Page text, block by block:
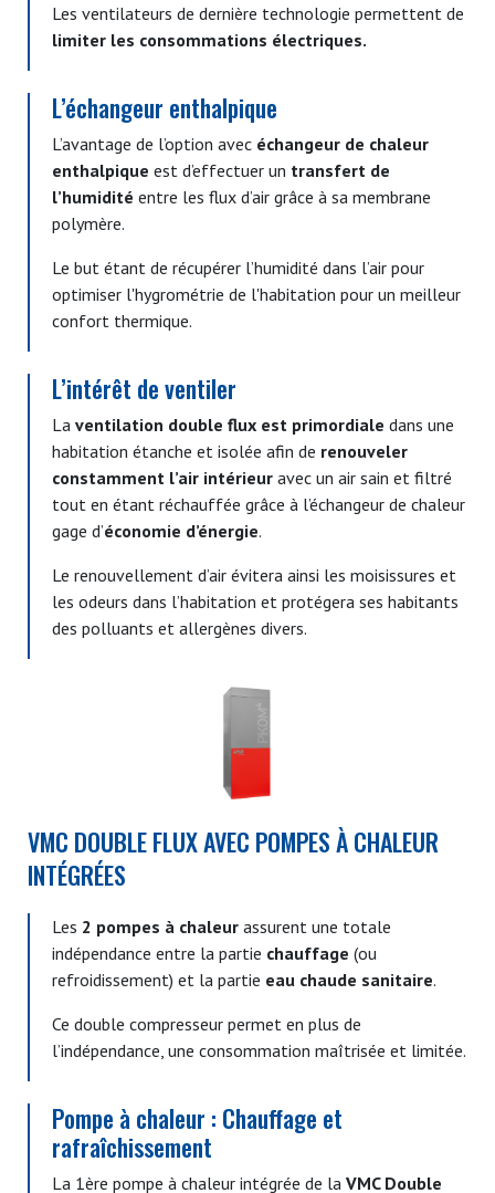
Les ventilateurs de dernière technologie permettent de
limiter les consommations électriques.
L’échangeur enthalpique
L’avantage de l’option avec échangeur de chaleur
enthalpique est d’effectuer un transfert de
l’humidité entre les flux d’air grâce à sa membrane
polymère.
Le but étant de récupérer l’humidité dans l’air pour
optimiser l'hygrométrie de l'habitation pour un meilleur
confort thermique.
L’intérêt de ventiler
La ventilation double flux est primordiale dans une
habitation étanche et isolée afin de renouveler
constamment l’air intérieur avec un air sain et filtré
tout en étant réchauffée grâce à l’échangeur de chaleur
gage d’économie d’énergie.
Le renouvellement d’air évitera ainsi les moisissures et
les odeurs dans l’habitation et protégera ses habitants
des polluants et allergènes divers.
VMC DOUBLE FLUX AVEC POMPES À CHALEUR
INTÉGRÉES
Les 2 pompes à chaleur assurent une totale
indépendance entre la partie chauffage (ou
refroidissement) et la partie eau chaude sanitaire.
Ce double compresseur permet en plus de
l’indépendance, une consommation maîtrisée et limitée.
Pompe à chaleur : Chauffage et
rafraîchissement
La 1ère pompe à chaleur intégrée de la VMC Double